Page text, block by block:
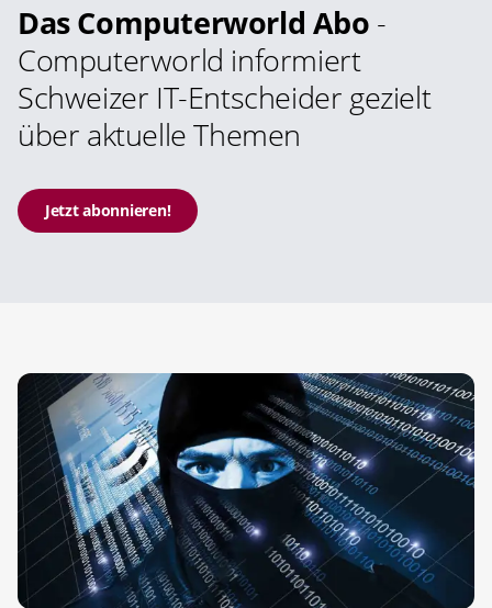
Das Computerworld Abo -
Computerworld informiert
Schweizer IT-Entscheider gezielt
über aktuelle Themen
Jetzt abonnieren!